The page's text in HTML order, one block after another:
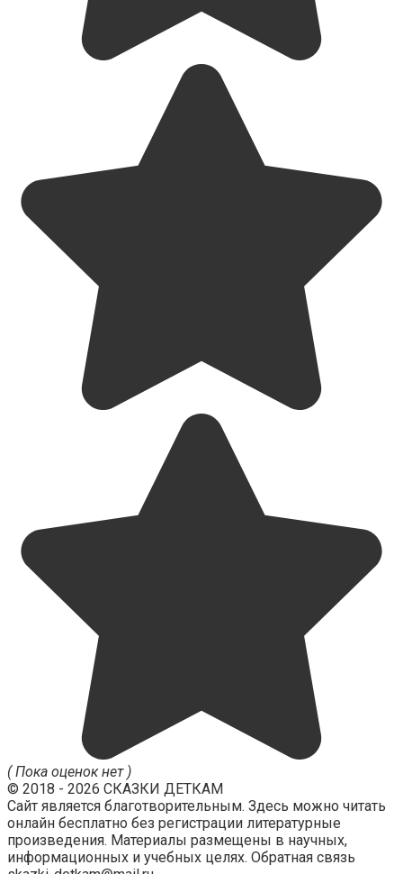
( Пока оценок нет )
© 2018 - 2026 СКАЗКИ ДЕТКАМ
Сайт является благотворительным. Здесь можно читать
онлайн бесплатно без регистрации литературные
произведения. Материалы размещены в научных,
информационных и учебных целях. Обратная связь